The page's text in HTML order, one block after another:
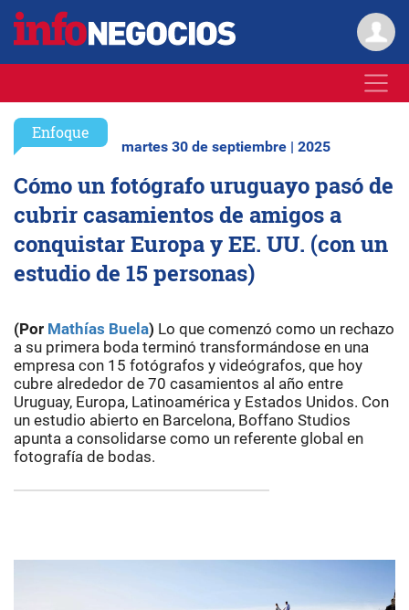
Enfoque
martes 30 de septiembre | 2025
Cómo un fotógrafo uruguayo pasó de
cubrir casamientos de amigos a
conquistar Europa y EE. UU. (con un
estudio de 15 personas)
(Por Mathías Buela) Lo que comenzó como un rechazo
a su primera boda terminó transformándose en una
empresa con 15 fotógrafos y videógrafos, que hoy
cubre alrededor de 70 casamientos al año entre
Uruguay, Europa, Latinoamérica y Estados Unidos. Con
un estudio abierto en Barcelona, Boffano Studios
apunta a consolidarse como un referente global en
fotografía de bodas.